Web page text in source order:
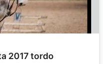
2017 tordo